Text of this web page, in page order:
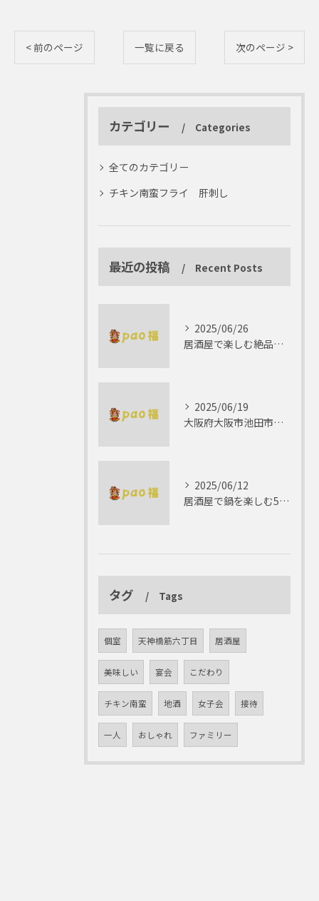
< 前のページ 一覧に戻る 次のページ >
カテゴリー Categories
全てのカテゴリー
チキン南蛮フライ 肝刺し
最近の投稿 Recent Posts
2025/06/26
居酒屋で楽しむ絶品テリーヌの世界
2025/06/19
大阪府大阪市池田市で楽しむしゃぶしゃぶの魅力とは？
2025/06/12
居酒屋で鍋を楽しむ5つの理由 ゆったりとした時間を
タグ Tags
個室 天神橋筋六丁目 居酒屋
美味しい 宴会 こだわり
チキン南蛮 地酒 女子会 接待
一人 おしゃれ ファミリー